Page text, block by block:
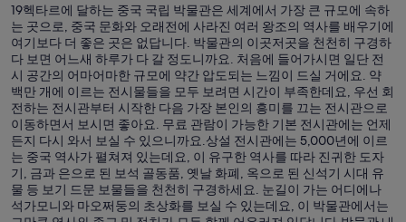
19헥타르에 달하는 중국 국립 박물관은 세계에서 가장 큰 규모에 속하
는 곳으로, 중국 문화와 오래전에 사라진 여러 왕조의 역사를 배우기에
여기보다 더 좋은 곳은 없답니다. 박물관의 이곳저곳을 천천히 구경하
다 보면 어느새 하루가 다 갈 정도니까요. 처음에 들어가시면 일단 전
시 공간의 어마어마한 규모에 약간 압도되는 느낌이 드실 거에요. 약
백만 개에 이르는 전시물들을 모두 보려면 시간이 부족한데요, 우선 회
전하는 전시관부터 시작한 다음 가장 본인의 흥미를 끄는 전시관으로
이동하면서 보시면 좋아요. 무료 관람이 가능한 기본 전시관에는 언제
든지 다시 와서 보실 수 있으니까요.상설 전시관에는 5,000년에 이르
는 중국 역사가 펼쳐져 있는데요, 이 유구한 역사를 따라 진귀한 도자
기, 금과 은으로 된 보석 골동품, 옛날 화폐, 옥으로 된 신석기 시대 유
물 등 보기 드문 보물들을 천천히 구경하세요. 눈길이 가는 어디에나
석가모니와 마오쩌둥의 초상화를 보실 수 있는데요, 이 박물관에서는